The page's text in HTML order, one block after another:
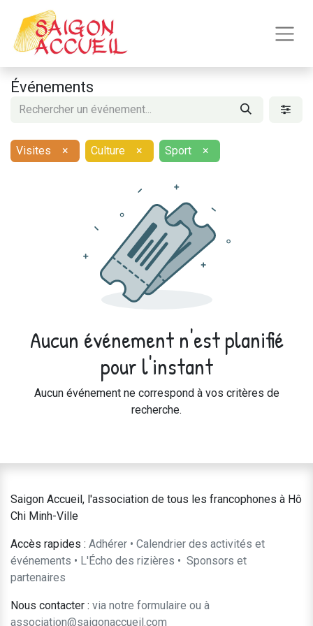
Événements
Visites × Culture × Sport ×
Aucun événement n'est planifié
pour l'instant
Aucun événement ne correspond à vos critères de
recherche.
Saigon Accueil, l'association de tous les francophones à Hô
Chi Minh-Ville
Accès rapides : Adhérer • Calendrier des activités et
événements • L'Écho des rizières • ​Sponsors et
partenaires​​
Nous contacter : ​via notre formulaire ou à
association@saigonaccueil.com